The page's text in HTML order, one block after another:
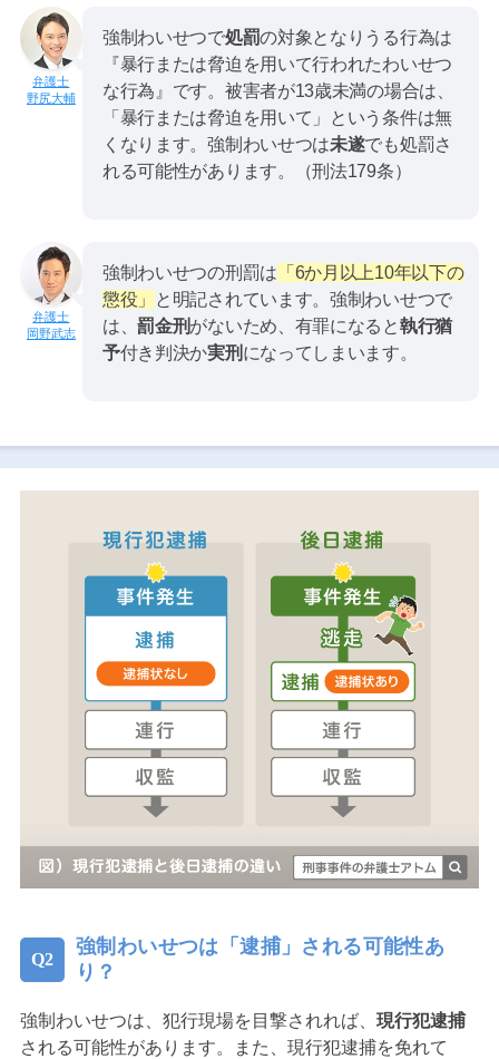
野尻大輔
強制わいせつで処罰の対象となりうる行為は
『暴行または脅迫を用いて行われたわいせつ
な行為』です。被害者が13歳未満の場合は、
「暴行または脅迫を用いて」という条件は無
くなります。強制わいせつは未遂でも処罰さ
れる可能性があります。（刑法179条）
岡野武志
強制わいせつの刑罰は 「6か月以上10年以下の
懲役」
と明記されています。強制わいせつで
は、罰金刑がないため、有罪になると執行猶
予付き判決か実刑 になってしまいます。
強制わいせつは「逮捕」される可能性あ
り？
強制わいせつは、犯行現場を目撃されれば、 現行犯逮捕
される可能性があります。また、現行犯逮捕を免れて